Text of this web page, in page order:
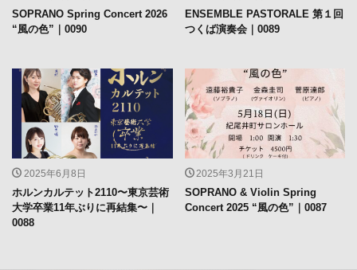
SOPRANO Spring Concert 2026
“風の色”｜0090
ENSEMBLE PASTORALE 第１回
つくば演奏会｜0089
2025年6月8日
ホルンカルテット2110〜東京芸術
大学卒業11年ぶりに再結集〜｜
0088
2025年3月21日
SOPRANO & Violin Spring
Concert 2025 “風の色”｜0087